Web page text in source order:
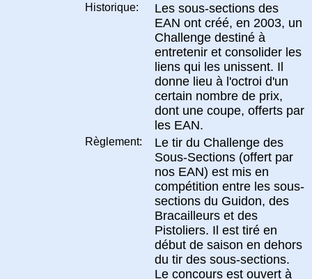
Historique:
Les sous-sections des
EAN ont créé, en 2003, un
Challenge destiné à
entretenir et consolider les
liens qui les unissent. Il
donne lieu à l'octroi d'un
certain nombre de prix,
dont une coupe, offerts par
les EAN.
Règlement:
Le tir du Challenge des
Sous-Sections (offert par
nos EAN) est mis en
compétition entre les sous-
sections du Guidon, des
Bracailleurs et des
Pistoliers. Il est tiré en
début de saison en dehors
du tir des sous-sections.
Le concours est ouvert à